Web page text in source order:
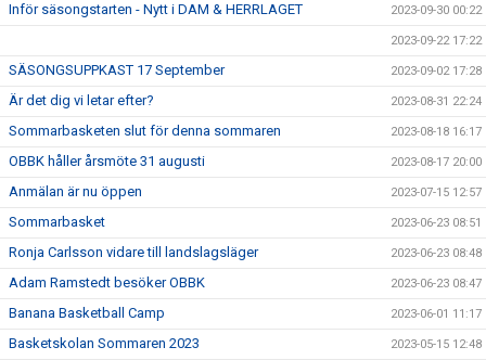
Inför säsongstarten - Nytt i DAM & HERRLAGET 2023-09-30 00:22
2023-09-22 17:22
SÄSONGSUPPKAST 17 September 2023-09-02 17:28
Är det dig vi letar efter? 2023-08-31 22:24
Sommarbasketen slut för denna sommaren 2023-08-18 16:17
OBBK håller årsmöte 31 augusti 2023-08-17 20:00
Anmälan är nu öppen 2023-07-15 12:57
Sommarbasket 2023-06-23 08:51
Ronja Carlsson vidare till landslagsläger 2023-06-23 08:48
Adam Ramstedt besöker OBBK 2023-06-23 08:47
Banana Basketball Camp 2023-06-01 11:17
Basketskolan Sommaren 2023 2023-05-15 12:48